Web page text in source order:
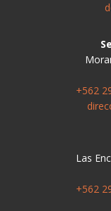
+562
Las
+562